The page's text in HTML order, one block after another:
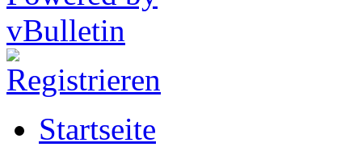
Startseite